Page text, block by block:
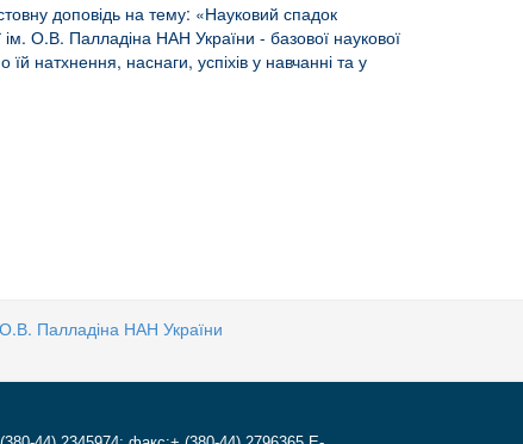
доповідь на тему: «Науковий спадок
ім. О.В. Палладіна НАН України - базової наукової
натхнення, наснаги, успіхів у навчанні та у
О.В. Палладіна НАН України